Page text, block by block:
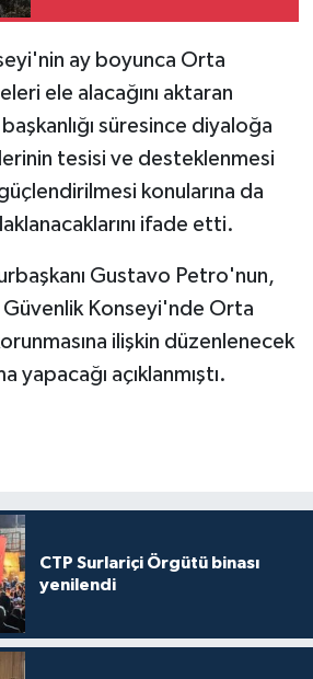
ay boyunca Orta
ele alacağını aktaran
süresince diyaloğa
tesisi ve desteklenmesi
konularına da
ifade etti.
Gustavo Petro'nun,
Konseyi'nde Orta
ilişkin düzenlenecek
yapacağı açıklanmıştı.
CTP Surlariçi Örgütü binası
yenilendi